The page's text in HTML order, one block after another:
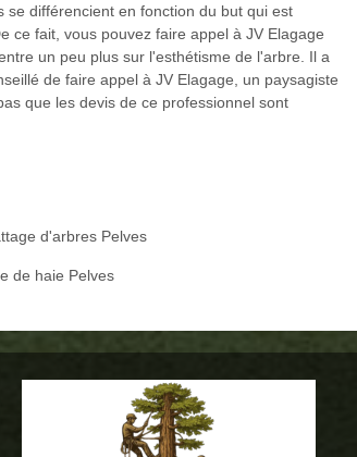
différencient en fonction du but qui est
ce fait, vous pouvez faire appel à JV Elagage
un peu plus sur l'esthétisme de l'arbre. Il a
de faire appel à JV Elagage, un paysagiste
que les devis de ce professionnel sont
d'arbres Pelves
de haie Pelves